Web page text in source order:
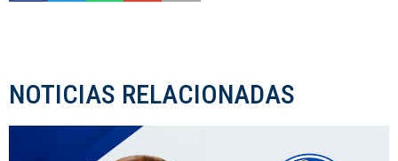
NOTICIAS RELACIONADAS